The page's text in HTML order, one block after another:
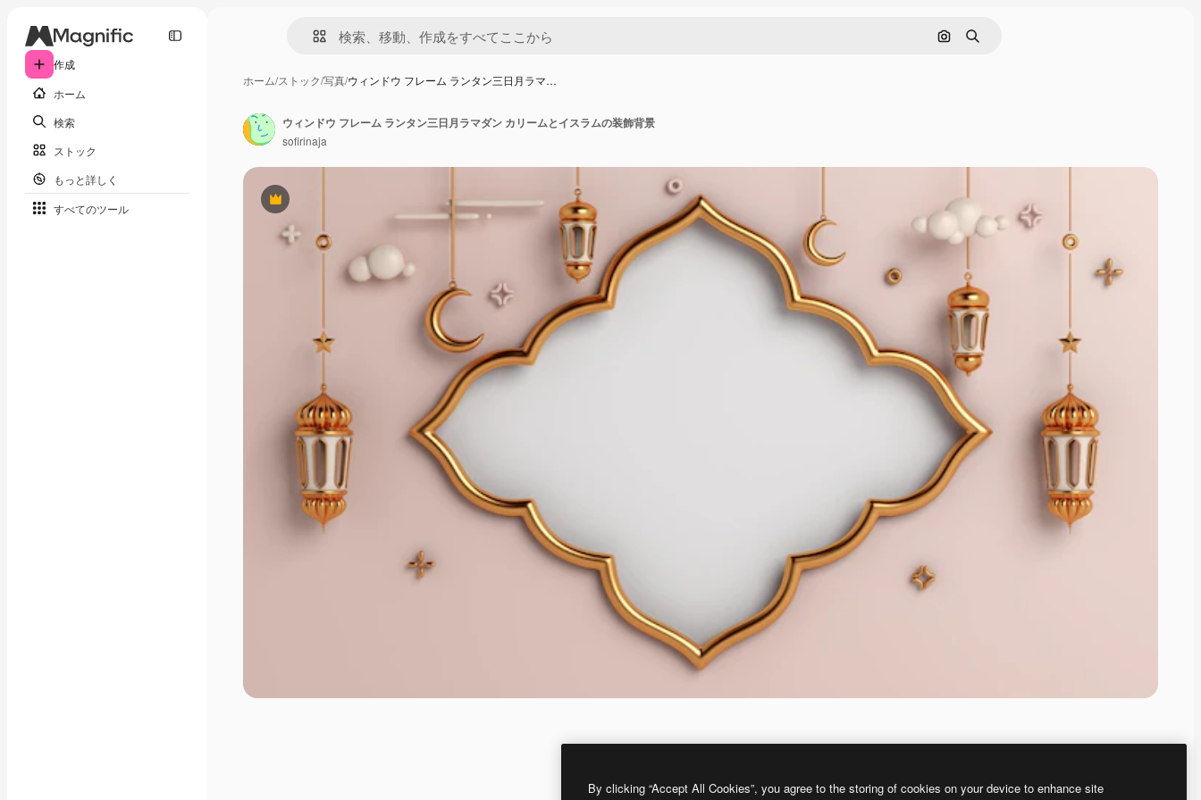
作成
ホーム
検索
ストック
もっと詳しく
すべてのツール
画像で検索
検索
ホーム/ストック/写真/ウィンドウ フレーム ランタン三日月ラマ…
Premium
ウィンドウ フレーム ランタン三日月ラマダン カリームとイスラムの装飾背景
sofirinaja
By clicking “Accept All Cookies”, you agree to the storing of cookies on your device to enhance site